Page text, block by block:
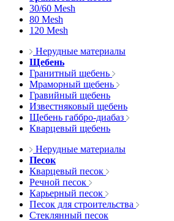
30/60 Mesh
80 Mesh
120 Mesh
Нерудные материалы
Щебень
Гранитный щебень
Мраморный щебень
Гравийный щебень
Известняковый щебень
Щебень габбро-диабаз
Кварцевый щебень
Нерудные материалы
Песок
Кварцевый песок
Речной песок
Карьерный песок
Песок для строительства
Стеклянный песок